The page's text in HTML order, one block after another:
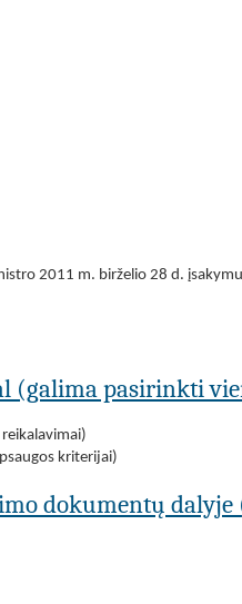
2011 m. birželio 28 d.
(galima pasirinkti
kriterijai)
dokumentų